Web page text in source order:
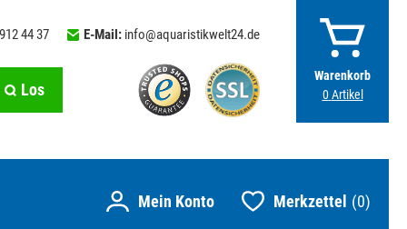
Warenkorb
0 Artikel
44 37 E-Mail: info@aquaristikwelt24.de
Los
Merkzettel 0